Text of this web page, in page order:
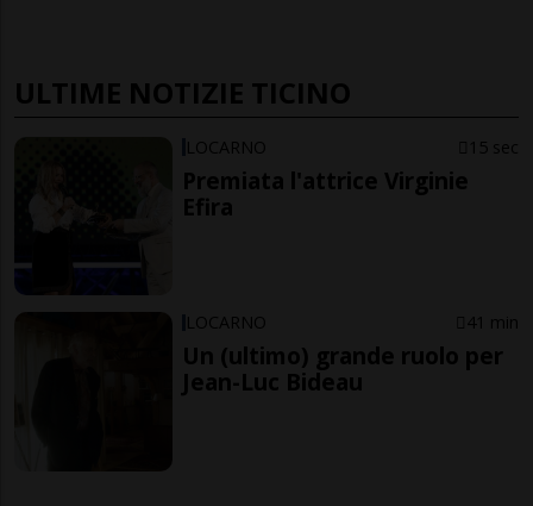
ULTIME NOTIZIE TICINO
LOCARNO 15 sec
Premiata l'attrice Virginie
Efira
LOCARNO 41 min
Un (ultimo) grande ruolo per
Jean-Luc Bideau